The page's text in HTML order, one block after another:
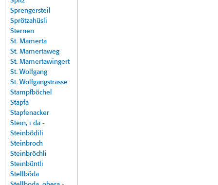
Sprengersteil
Sprötzahüsli
Sternen
St. Mamerta
St. Mamertaweg
St. Mamertawingert
St. Wolfgang
St. Wolfgangstrasse
Stampfböchel
Stapfa
Stapfenacker
Stein, i da -
Steinbödili
Steinbroch
Steinbröchli
Steinbüntli
Stellböda